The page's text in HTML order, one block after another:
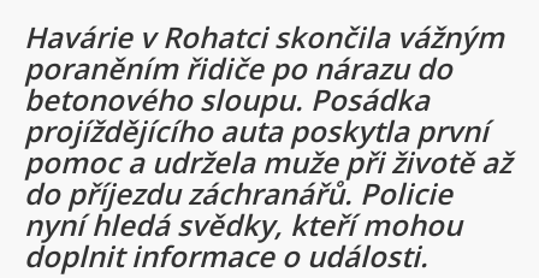
Havárie v Rohatci skončila vážným
poraněním řidiče po nárazu do
betonového sloupu. Posádka
projíždějícího auta poskytla první
pomoc a udržela muže při životě až
do příjezdu záchranářů. Policie
nyní hledá svědky, kteří mohou
doplnit informace o události.